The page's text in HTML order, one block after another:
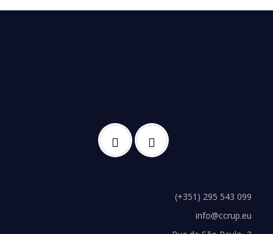
(+351) 295 543 099
info@ccrup.eu